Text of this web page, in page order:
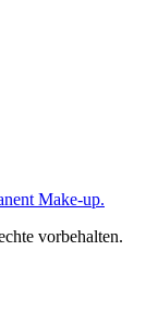
Make-up.
vorbehalten.